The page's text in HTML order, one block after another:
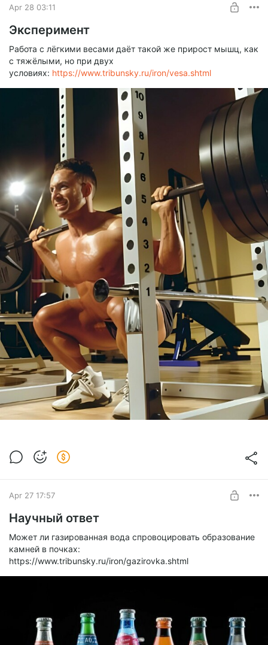
Apr 28 03:11
Эксперимент
Работа с лёгкими весами даёт такой же прирост мышц, как
с тяжёлыми, но при двух
условиях: https://www.tribunsky.ru/iron/vesa.shtml
Apr 27 17:57
Научный ответ
Может ли газированная вода спровоцировать образование
камней в почках:
https://www.tribunsky.ru/iron/gazirovka.shtml